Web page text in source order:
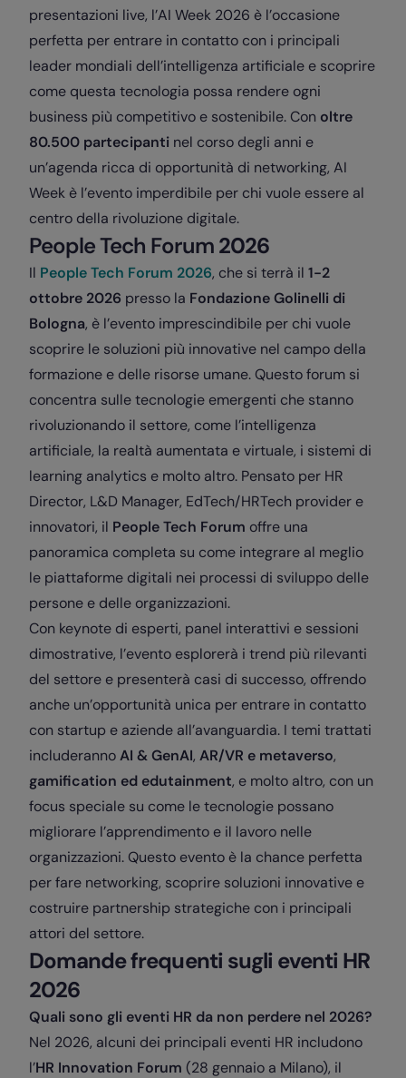
presentazioni live, l’AI Week 2026 è l’occasione
perfetta per entrare in contatto con i principali
leader mondiali dell’intelligenza artificiale e scoprire
come questa tecnologia possa rendere ogni
business più competitivo e sostenibile. Con oltre
80.500 partecipanti nel corso degli anni e
un’agenda ricca di opportunità di networking, AI
Week è l’evento imperdibile per chi vuole essere al
centro della rivoluzione digitale.
People Tech Forum2026
Il People Tech Forum 2026, che si terrà il 1-2
ottobre 2026 presso la Fondazione Golinelli di
Bologna, è l’evento imprescindibile per chi vuole
scoprire le soluzioni più innovative nel campo della
formazione e delle risorse umane. Questo forum si
concentra sulle tecnologie emergenti che stanno
rivoluzionando il settore, come l’intelligenza
artificiale, la realtà aumentata e virtuale, i sistemi di
learning analytics e molto altro. Pensato per HR
Director, L&D Manager, EdTech/HRTech provider e
innovatori, il People Tech Forum offre una
panoramica completa su come integrare al meglio
le piattaforme digitali nei processi di sviluppo delle
persone e delle organizzazioni.
Con keynote di esperti, panel interattivi e sessioni
dimostrative, l’evento esplorerà i trend più rilevanti
del settore e presenterà casi di successo, offrendo
anche un’opportunità unica per entrare in contatto
con startup e aziende all’avanguardia. I temi trattati
includerannoAI & GenAI, AR/VR e metaverso,
gamification ed edutainment, e molto altro, con un
focus speciale su come le tecnologie possano
migliorare l’apprendimento e il lavoro nelle
organizzazioni. Questo evento è la chance perfetta
per fare networking, scoprire soluzioni innovative e
costruire partnership strategiche con i principali
attori del settore.
Domande frequenti sugli eventi HR
2026
Quali sono gli eventi HR da non perdere nel 2026?
Nel 2026, alcuni dei principali eventi HR includono
l’HR Innovation Forum (28 gennaio a Milano), il